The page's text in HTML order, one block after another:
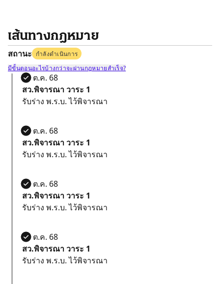
เส้นทางกฎหมาย
สถานะ กำลังดำเนินการ
มีขั้นตอนอะไรบ้างกว่าจะผ่านกฎหมายสำเร็จ?
27 ต.ค. 68
สว.พิจารณา วาระ 1
รับร่าง พ.ร.บ. ไว้พิจารณา
27 ต.ค. 68
สว.พิจารณา วาระ 1
รับร่าง พ.ร.บ. ไว้พิจารณา
27 ต.ค. 68
สว.พิจารณา วาระ 1
รับร่าง พ.ร.บ. ไว้พิจารณา
27 ต.ค. 68
สว.พิจารณา วาระ 1
รับร่าง พ.ร.บ. ไว้พิจารณา